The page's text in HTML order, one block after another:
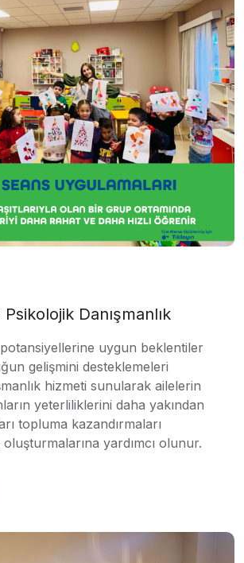
Danışmanlık
uygun beklentiler
gelişmini desteklemeleri
hizmeti sunularak ailelerin
yeterliliklerini daha yakından
topluma kazandırmaları
yardımcı olunur.